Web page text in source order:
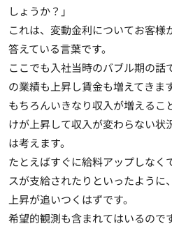
しょうか？」
これは、変動金利についてお客様
答えている言葉です。
ここでも入社当時のバブル期の話
の業績も上昇し賃金も増えてきます
もちろんいきなり収入が増えるこ
けが上昇して収入が変わらない状
は考えます。
たとえばすぐに給料アップしなく
スが支給されたりといったように
上昇が追いつくはずです。
希望的観測も含まれてはいるので